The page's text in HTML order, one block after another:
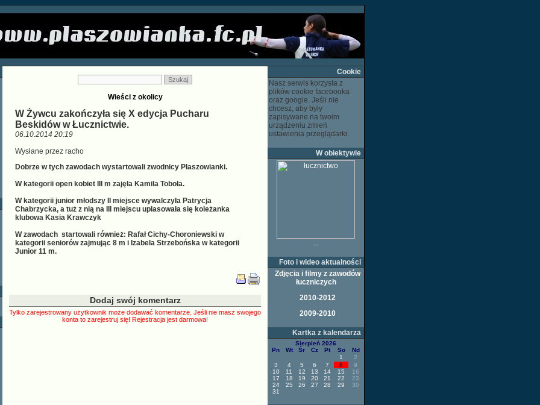
Wieści z okolicy
W Żywcu zakończyła się X edycja Pucharu
Beskidów w Łucznictwie.
06.10.2014 20:19
Wysłane przez racho
Dobrze w tych zawodach wystartowali zwodnicy Płaszowianki.
W kategorii open kobiet III m zajęła Kamila Toboła.
W kategorii junior młodszy II miejsce wywalczyła Patrycja
Chabrzycka, a tuż z nią na III miejscu uplasowała się koleżanka
klubowa Kasia Krawczyk
W zawodach startowali również: Rafał Cichy-Choroniewski w
kategorii seniorów zajmując 8 m i Izabela Strzebońska w kategorii
Junior 11 m.
Dodaj swój komentarz
Tylko zarejestrowany użytkownik może dodawać komentarze. Jeśli nie masz swojego
konta to zarejestruj się! Rejestracja jest darmowa!
Cookie
Nasz serwis korzysta z
plików cookie facebooka
oraz google. Jeśli nie
chcesz, aby były
zapisywane na twoim
urządzeniu zmień
ustawienia przeglądarki.
W obiektywie
...
Foto i wideo aktualności
Zdjęcia i filmy z zawodów
łuczniczych
2010-2012
2009-2010
Kartka z kalendarza
Sierpień 2026
Pn
Wt Śr Cz Pt So
Nd
1
2
3
4 5 6 7 8
9
10
11 12 13 14 15
16
17
18 19 20 21 22
23
24
25 26 27 28 29
30
31